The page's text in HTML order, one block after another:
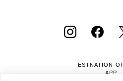
ESTNATION
APP